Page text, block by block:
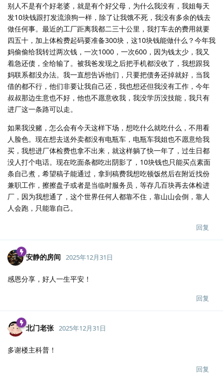
别人不是有个好老婆，就是有个好父母，为什么我没有，我姐每天
发10块钱跟打发流浪狗一样，除了让我饿不死，我没有多余的钱去
做任何事。最近的工厂距离我都二三十公里，我打车去的费用就要
四五十，加上体检费起码要准备300块，这10块钱能做什么？今年我
妈偷偷给我转过两次钱，一次1000，一次600，因为钱太少，我又
着急还债，全给输了。被我爸发现之后把手机都没收了，我想跟我
妈联系都没办法。我一直想告诉他们，只要把债务还掉就好，当我
借的都不行，他们非要让我自己还，我也想还但我没有工作，今年
叔叔那边生意也不好，他也不愿意收我，我没学历没技能，我只有
进厂这一条路可以走。
如果我没赌，怎么会有今天这样下场，想吃什么就吃什么，不用看
人脸色。现在想去送外卖都没有电瓶车，电瓶车我姐也不愿意给我
买，我想进厂体检费也拿不出来，就这样躺了快一年了，过生日都
没人打个电话。现在吃面条都吃出阴影了，10块钱也只能买点素面
条自己煮，希望稿子能通过，拿到稿费我想吃顿饭然后在附近找份
兼职工作，擦擦盘子或者是当临时服务员，等存几百块再去体检进
厂，因为我想通了，这个世界任何人都靠不住，靠山山会倒，靠人
人会跑，只能靠自己。
回复
安静的房间 2025年12月31日
感恩分享，好人一生平安！
回复
北门老张 2025年12月31日
多谢楼主科普！
回复